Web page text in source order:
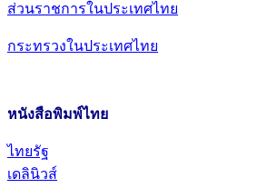
ส่วนราชการในประเทศไทย
กระทรวงในประเทศไทย
หนังสือพิมพ์ไทย
ไทยรัฐ
เดลินิวส์